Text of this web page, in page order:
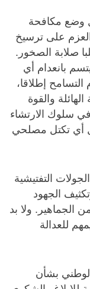
وضع مكافحة
على ترسيخ
صلابة الصخور.
بانعدام أي
إطلاقا،
والقوة
في سلوك الارتشاء
أي تكتل مصلحي
التفتيشية
الجهود
الجماهير. ولا بد
للعدالة
بشأن